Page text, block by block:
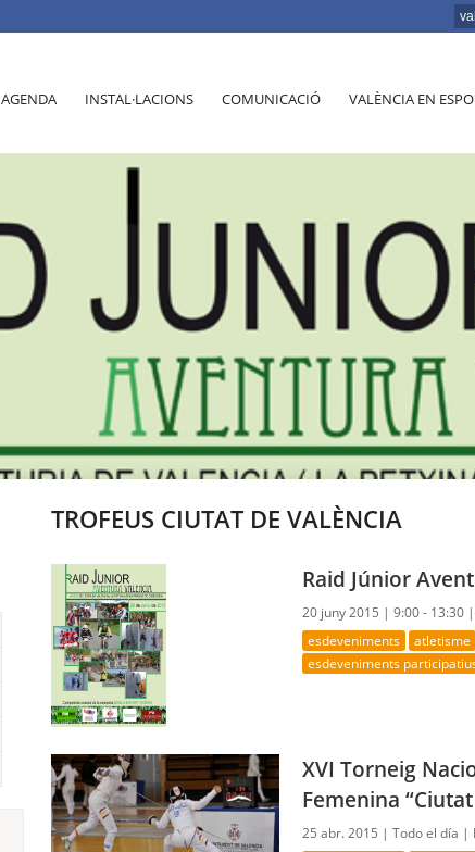
val
AGENDA INSTAL·LACIONS COMUNICACIÓ VALÈNCIA EN
TROFEUS CIUTAT DE VALÈNCIA
Raid Júnior
20 juny 2015 |9:00 - 13:30
esdeveniments atletisme
esdeveniments
XVI Torneig
Femenina
25 abr. 2015 |Todo el día |